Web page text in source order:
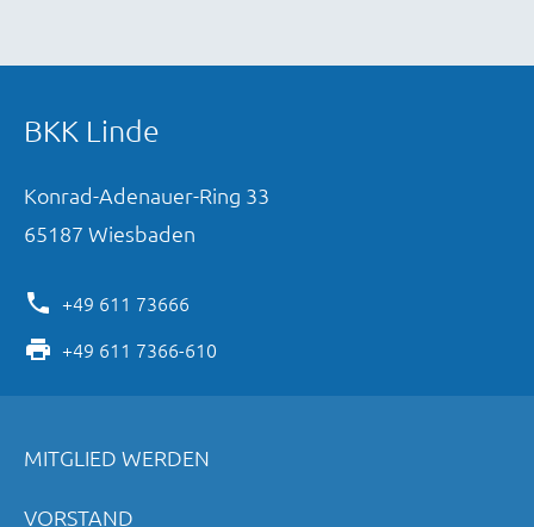
BKK Linde
Konrad-Adenauer-Ring 33
65187 Wiesbaden
+49 611 73666
+49 611 7366-610
MITGLIED WERDEN
VORSTAND